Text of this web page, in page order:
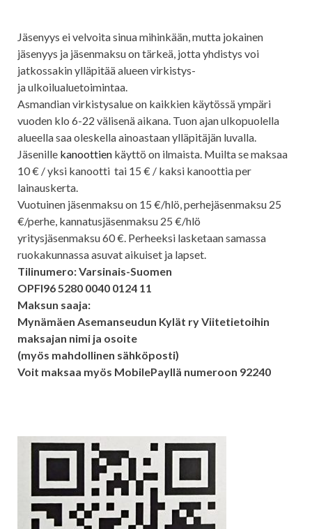
Jäsenyys ei velvoita sinua mihinkään, mutta jokainen
jäsenyys ja jäsenmaksu on tärkeä, jotta yhdistys voi
jatkossakin ylläpitää alueen virkistys-
ja ulkoilualuetoimintaa.
Asmandian virkistysalue on kaikkien käytössä ympäri
vuoden klo 6-22 välisenä aikana. Tuon ajan ulkopuolella
alueella saa oleskella ainoastaan ylläpitäjän luvalla.
Jäsenille kanoottien käyttö on ilmaista. Muilta se maksaa
10 € / yksi kanootti tai 15 € / kaksi kanoottia per
lainauskerta.
Vuotuinen jäsenmaksu on 15 €/hlö, perhejäsenmaksu 25
€/perhe, kannatusjäsenmaksu 25 €/hlö
yritysjäsenmaksu 60 €. Perheeksi lasketaan samassa
ruokakunnassa asuvat aikuiset ja lapset.
Tilinumero: Varsinais-Suomen
OPFI96 5280 0040 0124 11
Maksun saaja:
Mynämäen Asemanseudun Kylät ry Viitetietoihin
maksajan nimi ja osoite
(myös mahdollinen sähköposti)
Voit maksaa myös MobilePayllä numeroon 92240